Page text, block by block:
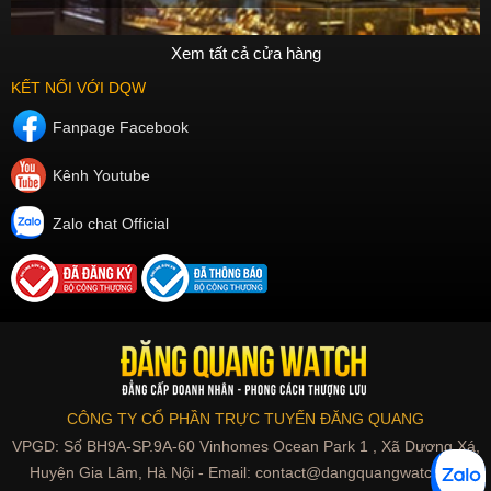
Xem tất cả cửa hàng
KẾT NỐI VỚI DQW
Fanpage Facebook
Kênh Youtube
Zalo chat Official
CÔNG TY CỔ PHẦN TRỰC TUYẾN ĐĂNG QUANG
VPGD: Số BH9A-SP.9A-60 Vinhomes Ocean Park 1 , Xã Dương Xá,
Huyện Gia Lâm, Hà Nội - Email: contact@dangquangwatch.vn